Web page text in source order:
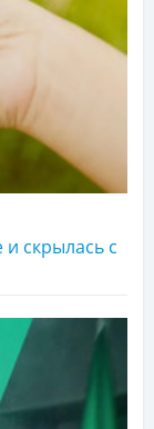
и скрылась с